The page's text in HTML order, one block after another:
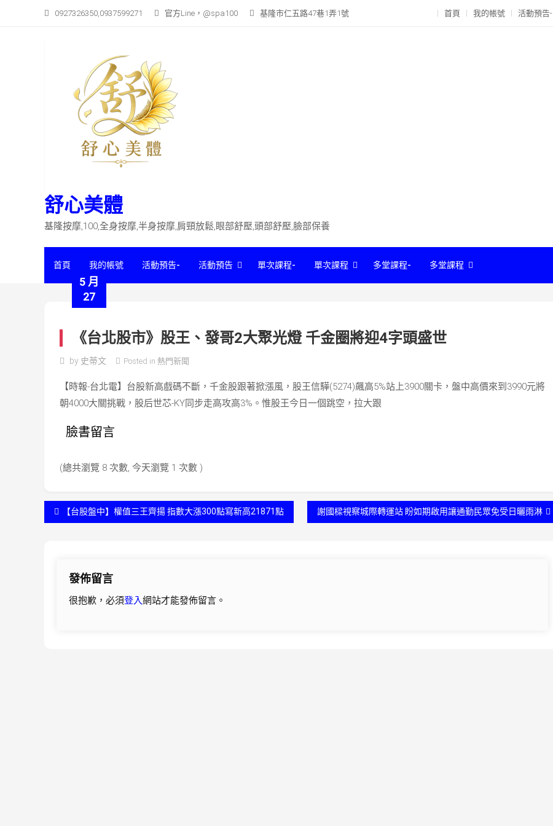
0927326350,0937599271 官方Line，@spa100 基隆市仁五路47巷1弄1號 首頁 我的帳號 活動預告-
舒心美體
基隆按摩,100,全身按摩,半身按摩,肩頸放鬆,眼部舒壓,頭部舒壓,臉部保養
首頁 我的帳號 活動預告- 活動預告 單次課程- 單次課程 多堂課程- 多堂課程
5 月
27
《台北股市》股王、發哥2大聚光燈 千金圈將迎4字頭盛世
by 史蒂文 Posted in 熱門新聞
【時報-台北電】台股新高戲碼不斷，千金股跟著掀漲風，股王信驊(5274)飆高5%站上3900關卡，盤中高價來到3990元將
朝4000大關挑戰，股后世芯-KY同步走高攻高3%。惟股王今日一個跳空，拉大跟
臉書留言
(總共瀏覽 8 次數, 今天瀏覽 1 次數 )
文
【台股盤中】權值三王齊揚 指數大漲300點寫新高21871點 謝國樑視察城際轉運站 盼如期啟用讓通勤民眾免受日曬雨淋
發佈留言
很抱歉，必須登入網站才能發佈留言。